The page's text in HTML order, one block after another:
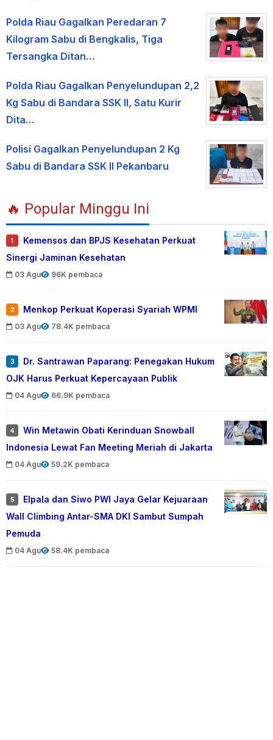
Polda Riau Gagalkan Peredaran 7
Kilogram Sabu di Bengkalis, Tiga
Tersangka Ditan…
Polda Riau Gagalkan Penyelundupan 2,2
Kg Sabu di Bandara SSK II, Satu Kurir
Dita…
Polisi Gagalkan Penyelundupan 2 Kg
Sabu di Bandara SSK II Pekanbaru
🔥 Popular Minggu Ini
1
Kemensos dan BPJS Kesehatan Perkuat
Sinergi Jaminan Kesehatan
03 Agu 96K pembaca
2 Menkop Perkuat Koperasi Syariah WPMI
03 Agu 78.4K pembaca
3
Dr. Santrawan Paparang: Penegakan Hukum
OJK Harus Perkuat Kepercayaan Publik
04 Agu 66.9K pembaca
4
Win Metawin Obati Kerinduan Snowball
Indonesia Lewat Fan Meeting Meriah di Jakarta
04 Agu 59.2K pembaca
5
Elpala dan Siwo PWI Jaya Gelar Kejuaraan
Wall Climbing Antar-SMA DKI Sambut Sumpah
Pemuda
04 Agu 58.4K pembaca